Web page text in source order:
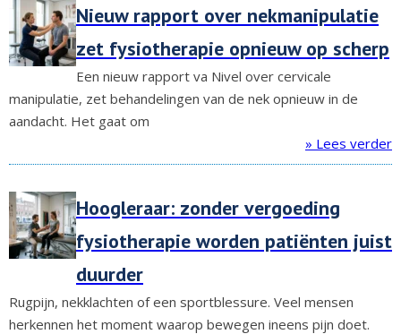
Nieuw rapport over nekmanipulatie
zet fysiotherapie opnieuw op scherp
Een nieuw rapport va Nivel over cervicale
manipulatie, zet behandelingen van de nek opnieuw in de
aandacht. Het gaat om
» Lees verder
Hoogleraar: zonder vergoeding
fysiotherapie worden patiënten juist
duurder
Rugpijn, nekklachten of een sportblessure. Veel mensen
herkennen het moment waarop bewegen ineens pijn doet.